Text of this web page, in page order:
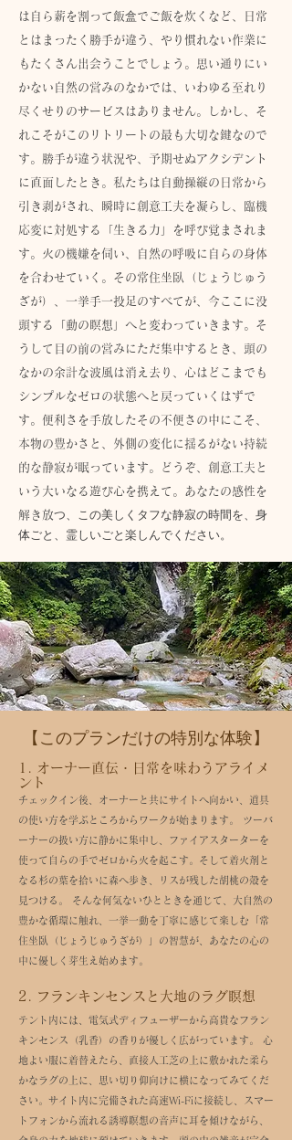
は自ら薪を割って飯盒でご飯を炊くなど、日常
とはまったく勝手が違う、やり慣れない作業に
もたくさん出会うことでしょう。思い通りにい
かない自然の営みのなかでは、いわゆる至れり
尽くせりのサービスはありません。しかし、そ
れこそがこのリトリートの最も大切な鍵なので
す。勝手が違う状況や、予期せぬアクシデント
に直面したとき。私たちは自動操縦の日常から
引き剥がされ、瞬時に創意工夫を凝らし、臨機
応変に対処する「生きる力」を呼び覚まされま
す。火の機嫌を伺い、自然の呼吸に自らの身体
を合わせていく。その常住坐臥（じょうじゅう
ざが）、一挙手一投足のすべてが、今ここに没
頭する「動の瞑想」へと変わっていきます。そ
うして目の前の営みにただ集中するとき、頭の
なかの余計な波風は消え去り、心はどこまでも
シンプルなゼロの状態へと戻っていくはずで
す。便利さを手放したその不便さの中にこそ、
本物の豊かさと、外側の変化に揺るがない持続
的な静寂が眠っています。どうぞ、創意工夫と
いう大いなる遊び心を携えて。あなたの感性を
解き放つ、この美しくタフな静寂の時間を、身
体ごと、霊しいごと楽しんでください。
【このプランだけの特別な体験】
1. オーナー直伝・日常を味わうアライメ
ント
チェックイン後、オーナーと共にサイトへ向かい、道具
の使い方を学ぶところからワークが始まります。 ツーバ
ーナーの扱い方に静かに集中し、ファイアスターターを
使って自らの手でゼロから火を起こす。そして着火剤と
なる杉の葉を拾いに森へ歩き、リスが残した胡桃の殻を
見つける。 そんな何気ないひとときを通じて、大自然の
豊かな循環に触れ、一挙一動を丁寧に感じて楽しむ「常
住坐臥（じょうじゅうざが）」の智慧が、あなたの心の
中に優しく芽生え始めます。​
2. フランキンセンスと大地のラグ瞑想
テント内には、電気式ディフューザーから高貴なフラン
キンセンス（乳香）の香りが優しく広がっています。 心
地よい服に着替えたら、直接人工芝の上に敷かれた柔ら
かなラグの上に、思い切り仰向けに横になってみてくだ
さい。サイト内に完備された高速Wi-Fiに接続し、スマー
トフォンから流れる誘導瞑想の音声に耳を傾けながら、